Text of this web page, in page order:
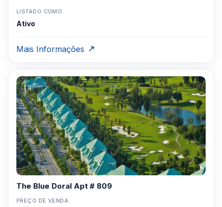
LISTADO COMO
Ativo
Mais Informações
The Blue Doral Apt # 809
PREÇO DE VENDA